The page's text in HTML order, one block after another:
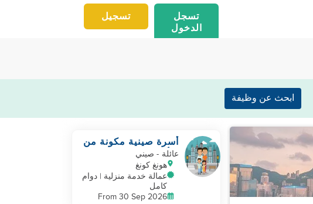
تسجيل
تسجل
الدخول
ابحث عن وظيفة
أسرة صينية مكونة من
4 أفراد تبحث عن
مساعد بأسرع وقت
ممكن
عائلة - صيني
هونغ كونغ
عمالة خدمة منزلية | دوام
كامل
From 30 Sep 2026